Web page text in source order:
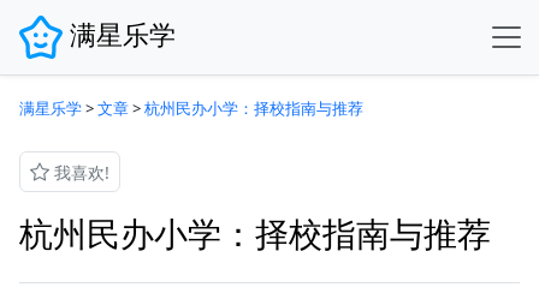
满星乐学
满星乐学>文章>杭州民办小学：择校指南与推荐
我喜欢!
杭州民办小学：择校指南与推荐